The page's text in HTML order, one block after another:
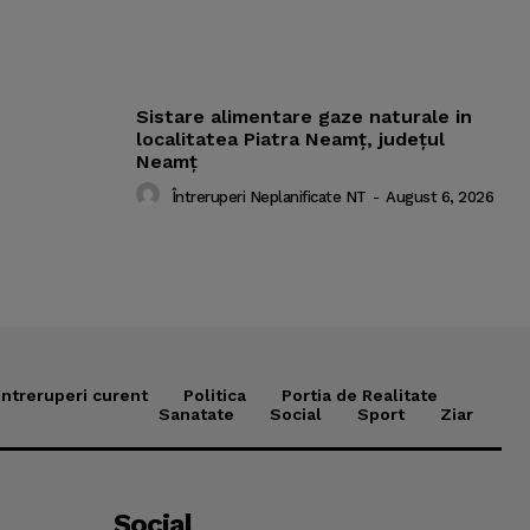
Sistare alimentare gaze naturale in
localitatea Piatra Neamț, județul
Neamț
Întreruperi Neplanificate NT - August 6, 2026
curent Politica
Portia de Realitate
Sanatate
Social Sport Ziar